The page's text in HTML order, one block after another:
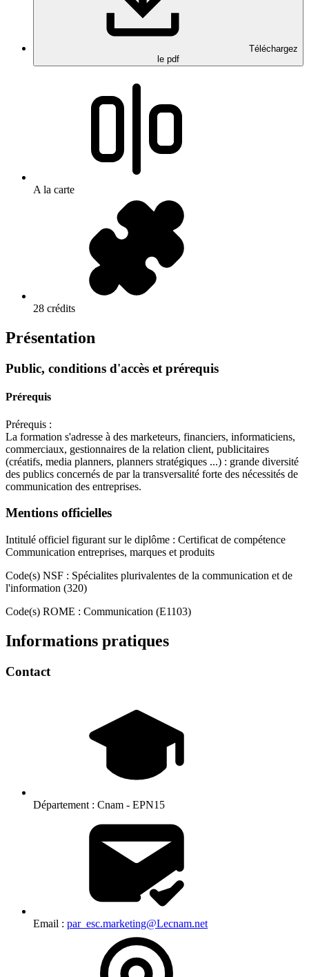
Téléchargez
le pdf
A la carte
28 crédits
Présentation
Public, conditions d'accès et prérequis
Prérequis
Prérequis :
La formation s'adresse à des marketeurs, financiers, informaticiens,
commerciaux, gestionnaires de la relation client, publicitaires
(créatifs, media planners, planners stratégiques ...) : grande diversité
des publics concernés de par la transversalité forte des nécessités de
communication des entreprises.
Mentions officielles
Intitulé officiel figurant sur le diplôme : Certificat de compétence
Communication entreprises, marques et produits
Code(s) NSF : Spécialites plurivalentes de la communication et de
l'information (320)
Code(s) ROME : Communication (E1103)
Informations pratiques
Contact
Département : Cnam - EPN15
Email : par_esc.marketing@Lecnam.net